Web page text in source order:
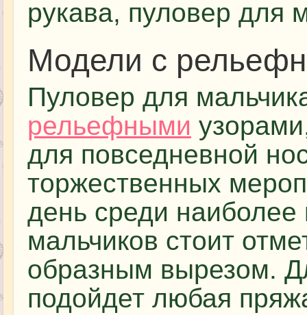
рукава, пуловер для
Модели с
Пуловер для
рельефными
для повседневной
торжественных
день среди
мальчиков стоит
образным вырезом.
подойдет любая